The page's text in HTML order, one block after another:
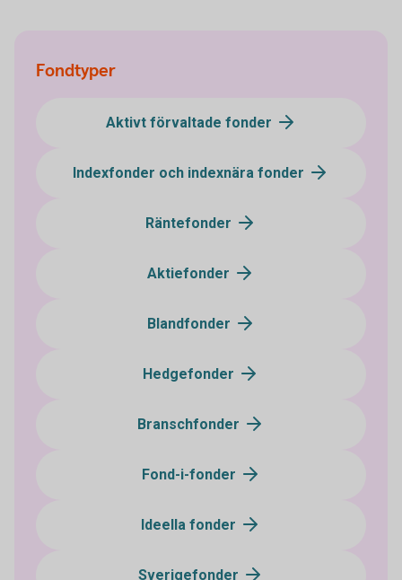
Fondtyper
Aktivt förvaltade fonder
Indexfonder och indexnära fonder
Räntefonder
Aktiefonder
Blandfonder
Hedgefonder
Branschfonder
Fond-i-fonder
Ideella fonder
Sverigefonder